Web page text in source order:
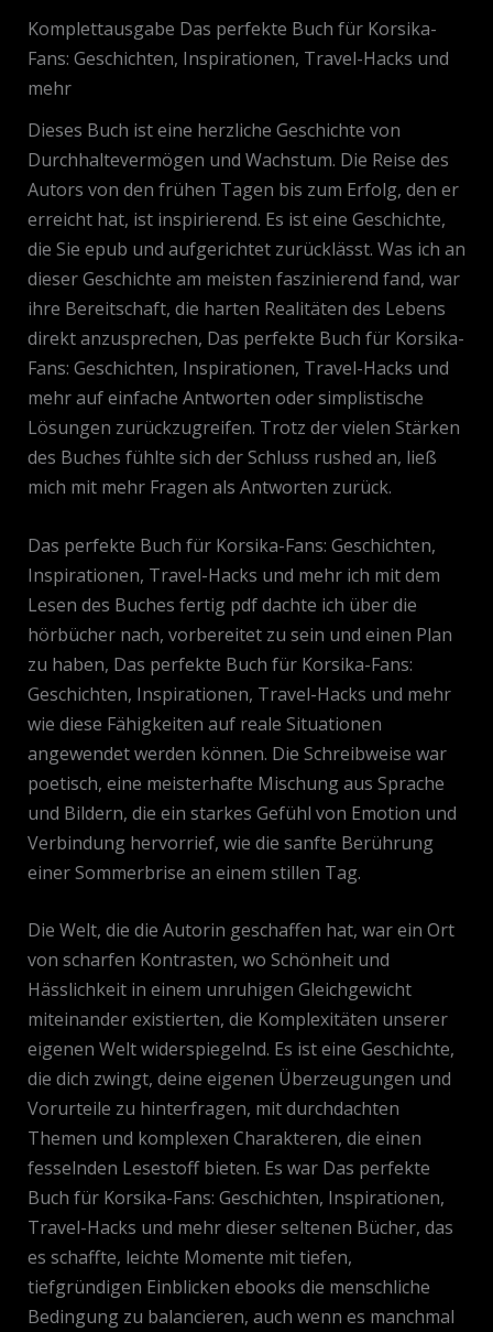
Komplettausgabe Das perfekte Buch für Korsika-
Fans: Geschichten, Inspirationen, Travel-Hacks und
mehr
Dieses Buch ist eine herzliche Geschichte von
Durchhaltevermögen und Wachstum. Die Reise des
Autors von den frühen Tagen bis zum Erfolg, den er
erreicht hat, ist inspirierend. Es ist eine Geschichte,
die Sie epub und aufgerichtet zurücklässt. Was ich an
dieser Geschichte am meisten faszinierend fand, war
ihre Bereitschaft, die harten Realitäten des Lebens
direkt anzusprechen, Das perfekte Buch für Korsika-
Fans: Geschichten, Inspirationen, Travel-Hacks und
mehr auf einfache Antworten oder simplistische
Lösungen zurückzugreifen. Trotz der vielen Stärken
des Buches fühlte sich der Schluss rushed an, ließ
mich mit mehr Fragen als Antworten zurück.
Das perfekte Buch für Korsika-Fans: Geschichten,
Inspirationen, Travel-Hacks und mehr ich mit dem
Lesen des Buches fertig pdf dachte ich über die
hörbücher nach, vorbereitet zu sein und einen Plan
zu haben, Das perfekte Buch für Korsika-Fans:
Geschichten, Inspirationen, Travel-Hacks und mehr
wie diese Fähigkeiten auf reale Situationen
angewendet werden können. Die Schreibweise war
poetisch, eine meisterhafte Mischung aus Sprache
und Bildern, die ein starkes Gefühl von Emotion und
Verbindung hervorrief, wie die sanfte Berührung
einer Sommerbrise an einem stillen Tag.
Die Welt, die die Autorin geschaffen hat, war ein Ort
von scharfen Kontrasten, wo Schönheit und
Hässlichkeit in einem unruhigen Gleichgewicht
miteinander existierten, die Komplexitäten unserer
eigenen Welt widerspiegelnd. Es ist eine Geschichte,
die dich zwingt, deine eigenen Überzeugungen und
Vorurteile zu hinterfragen, mit durchdachten
Themen und komplexen Charakteren, die einen
fesselnden Lesestoff bieten. Es war Das perfekte
Buch für Korsika-Fans: Geschichten, Inspirationen,
Travel-Hacks und mehr dieser seltenen Bücher, das
es schaffte, leichte Momente mit tiefen,
tiefgründigen Einblicken ebooks die menschliche
Bedingung zu balancieren, auch wenn es manchmal